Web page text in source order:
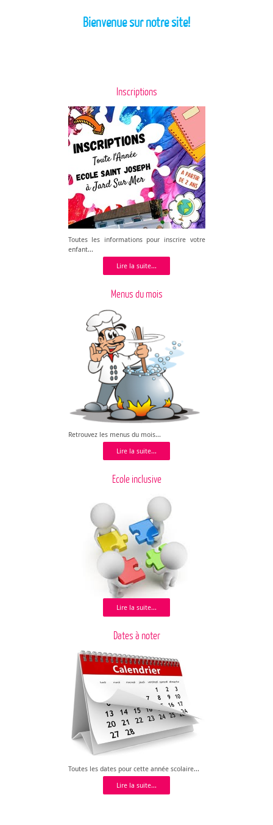
Bienvenue sur notre site!
Inscriptions
Toutes les informations pour inscrire votre
enfant...
Lire la suite...
Menus du mois
Retrouvez les menus du mois...
Lire la suite...
Ecole inclusive
Lire la suite...
Dates à noter
Toutes les dates pour cette année scolaire...
Lire la suite...